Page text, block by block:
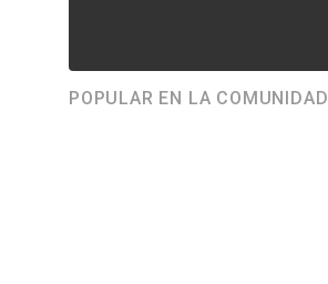
POPULAR EN LA COMUNIDAD